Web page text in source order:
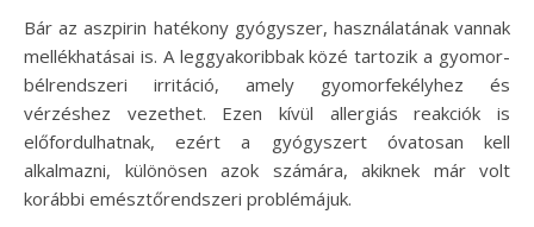
Bár az aszpirin hatékony gyógyszer, használatának vannak
mellékhatásai is. A leggyakoribbak közé tartozik a gyomor-
bélrendszeri irritáció, amely gyomorfekélyhez és
vérzéshez vezethet. Ezen kívül allergiás reakciók is
előfordulhatnak, ezért a gyógyszert óvatosan kell
alkalmazni, különösen azok számára, akiknek már volt
korábbi emésztőrendszeri problémájuk.